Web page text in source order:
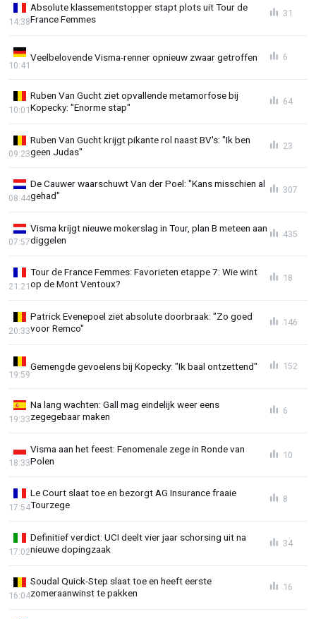
Absolute klassementstopper stapt plots uit Tour de
France Femmes
14:38
31
Veelbelovende Visma-renner opnieuw zwaar getroffen
10:41
6
Ruben Van Gucht ziet opvallende metamorfose bij
Kopecky: "Enorme stap"
10:01
64
Ruben Van Gucht krijgt pikante rol naast BV's: "Ik ben
geen Judas"
09:23
23
De Cauwer waarschuwt Van der Poel: "Kans misschien al
gehad"
08:44
307
Visma krijgt nieuwe mokerslag in Tour, plan B meteen aan
diggelen
07:57
435
Tour de France Femmes: Favorieten etappe 7: Wie wint
op de Mont Ventoux?
21:21
18
Patrick Evenepoel ziet absolute doorbraak: "Zo goed
voor Remco"
20:33
146
Gemengde gevoelens bij Kopecky: "Ik baal ontzettend"
19:59
152
Na lang wachten: Gall mag eindelijk weer eens
zegegebaar maken
19:33
6
Visma aan het feest: Fenomenale zege in Ronde van
Polen
18:33
10
Le Court slaat toe en bezorgt AG Insurance fraaie
Tourzege
17:54
8
Definitief verdict: UCI deelt vier jaar schorsing uit na
nieuwe dopingzaak
17:02
34
Soudal Quick-Step slaat toe en heeft eerste
zomeraanwinst te pakken
16:04
16